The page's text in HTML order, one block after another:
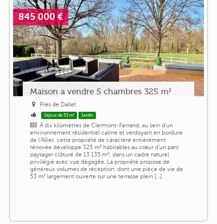
845 000 €
Maison a vendre 5 chambres 325 m²
Près de Dallet
Séjour de 53 m² Jardin
À dix kilomètres de Clermont-Ferrand, au sein d'un
environnement résidentiel calme et verdoyant en bordure
de l'Allier, cette propriété de caractère entièrement
rénovée développe 325 m² habitables au cœur d'un parc
paysager clôturé de 13 135 m², dans un cadre naturel
privilégié avec vue dégagée. La propriété propose de
généreux volumes de réception, dont une pièce de vie de
53 m² largement ouverte sur une terrasse plein [...]